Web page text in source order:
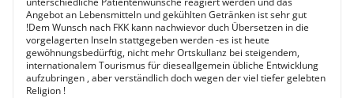
Angebot an Lebensmitteln und gekühlten Getränken ist sehr gut
!Dem Wunsch nach FKK kann nachwievor duch Übersetzen in die
vorgelagerten Inseln stattgegeben werden -es ist heute
gewöhnungsbedürftig, nicht mehr Ortskullanz bei steigendem,
internationalem Tourismus für dieseallgemein übliche Entwicklung
aufzubringen , aber verständlich doch wegen der viel tiefer gelebten
Religion !